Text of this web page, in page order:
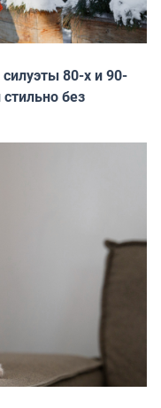
80-х и 90-
без